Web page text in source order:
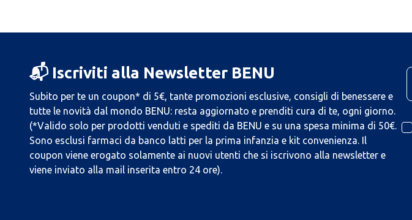
📬 Iscriviti alla Newsletter BENU
Subito per te un coupon* di 5€, tante promozioni esclusive, consigli di benessere e
tutte le novità dal mondo BENU: resta aggiornato e prenditi cura di te, ogni giorno.
(*Valido solo per prodotti venduti e spediti da BENU e su una spesa minima di 50€.
Sono esclusi farmaci da banco latti per la prima infanzia e kit convenienza. Il
coupon viene erogato solamente ai nuovi utenti che si iscrivono alla newsletter e
viene inviato alla mail inserita entro 24 ore).